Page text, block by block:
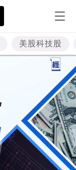
美股科技股